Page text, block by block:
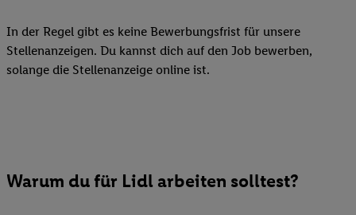
In der Regel gibt es keine Bewerbungsfrist für unsere
Stellenanzeigen. Du kannst dich auf den Job bewerben,
solange die Stellenanzeige online ist.
Warum du für Lidl arbeiten solltest?